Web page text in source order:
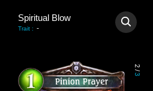
Spiritual Blow
Trait : -
2
/
3